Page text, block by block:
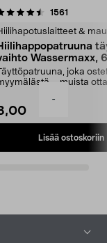
-
1561
&
Wassermaxx,
joka
– muista
Lisää ostoskoriin
4.5viidestä